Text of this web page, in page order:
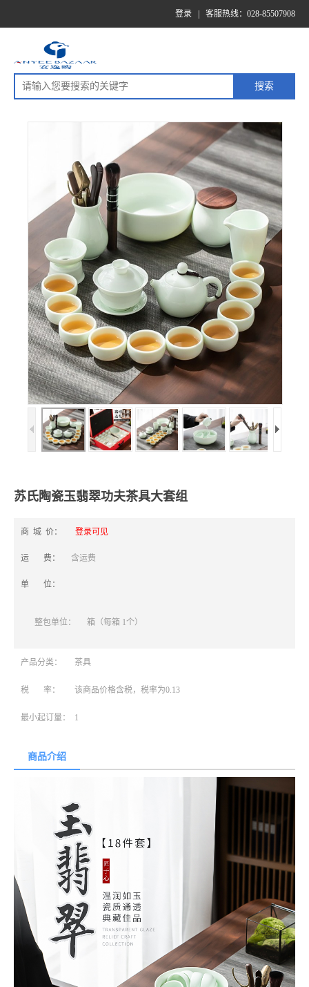
登录 客服热线：028-85507908
苏氏陶瓷玉翡翠功夫茶具大套组
商 城 价： 登录可见
运 费： 含运费
单 位：
整包单位： 箱（每箱 1个）
产品分类： 茶具
税 率： 该商品价格含税，税率为0.13
最小起订量： 1
商品介绍